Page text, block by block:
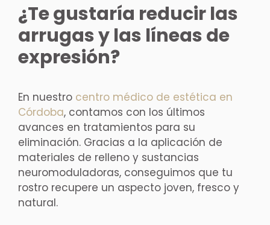
¿Te gustaría reducir las
arrugas y las líneas de
expresión?
En nuestro centro médico de estética en
Córdoba, contamos con los últimos
avances en tratamientos para su
eliminación. Gracias a la aplicación de
materiales de relleno y sustancias
neuromoduladoras, conseguimos que tu
rostro recupere un aspecto joven, fresco y
natural.